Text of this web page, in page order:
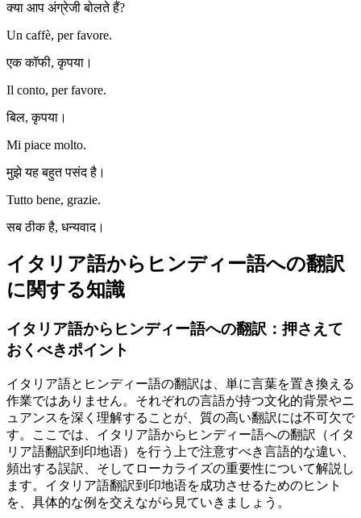
क्या आप अंग्रेजी बोलते हैं?
Un caffè, per favore.
एक कॉफी, कृपया।
Il conto, per favore.
बिल, कृपया।
Mi piace molto.
मुझे यह बहुत पसंद है।
Tutto bene, grazie.
सब ठीक है, धन्यवाद।
イタリア語からヒンディー語への翻訳
に関する知識
イタリア語からヒンディー語への翻訳：押さえて
おくべきポイント
イタリア語とヒンディー語の翻訳は、単に言葉を置き換える
作業ではありません。それぞれの言語が持つ文化的背景やニ
ュアンスを深く理解することが、質の高い翻訳には不可欠で
す。ここでは、イタリア語からヒンディー語への翻訳（イタ
リア語翻訳到印地语）を行う上で注意すべき言語的な違い、
頻出する誤訳、そしてローカライズの重要性について解説し
ます。イタリア語翻訳到印地语を成功させるためのヒント
を、具体的な例を交えながら見ていきましょう。